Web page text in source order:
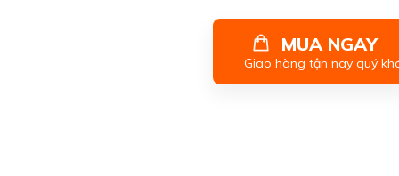
MUA NGAY
Giao hàng tận nay quý